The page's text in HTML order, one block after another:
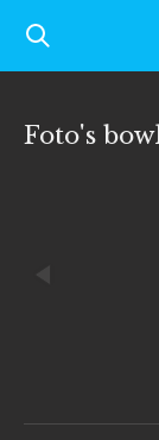
Ga
direct
de
Foto's